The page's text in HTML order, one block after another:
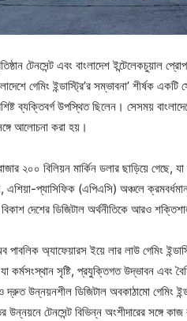
টেনসেন্ট এবং বাংলাদেশ ইন্টেলেকচুয়াল
গেমিং ইন্ডাস্ট্রি’র সম্ভাবনা’ শীর্ষক
ব্যক্তিবর্গ উপস্থিত ছিলেন। সেসময়
আলোচনা করা হয়।
২০০ বিলিয়ন মার্কিন ডলার ছাড়িয়ে গেছে,
প্যাসিফিক (এপিএসি) অঞ্চলে ক্রমবর্ধমান
দেশের ডিজিটাল অর্থনীতিকে আরও
পাবলিক অ্যাফেয়ারস ইয়ে লার লাউ গেমিং
কর্মসংস্থান সৃষ্টি, প্রযুক্তিগত উদ্ভাবন এবং
উন্নয়নশীল ডিজিটাল অবকাঠামো গেমিং
উন্নয়নে টেনসেন্ট বিভিন্ন অংশীদারের